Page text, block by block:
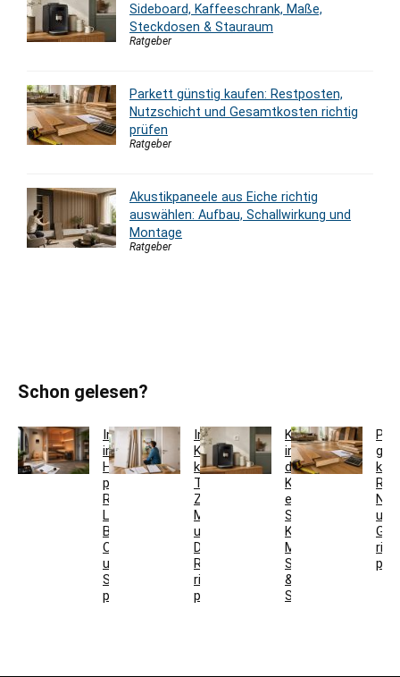
Sideboard, Kaffeeschrank, Maße,
Steckdosen & Stauraum
Ratgeber
Parkett günstig kaufen: Restposten,
Nutzschicht und Gesamtkosten richtig
prüfen
Ratgeber
Akustikpaneele aus Eiche richtig
auswählen: Aufbau, Schallwirkung und
Montage
Ratgeber
Schon gelesen?
Innensauna
im
Haus
planen:
Raum,
Lüftung,
Boden,
Ofen
und
Stromanschluss
prüfen
Innentür-
Komplettset
kaufen:
Türblatt,
Zarge,
Maße
und
DIN-
Richtung
richtig
prüfen
Kaffeestation
in
der
Küche
einrichten:
Sideboard,
Kaffeeschrank,
Maße,
Steckdosen
&
Stauraum
und